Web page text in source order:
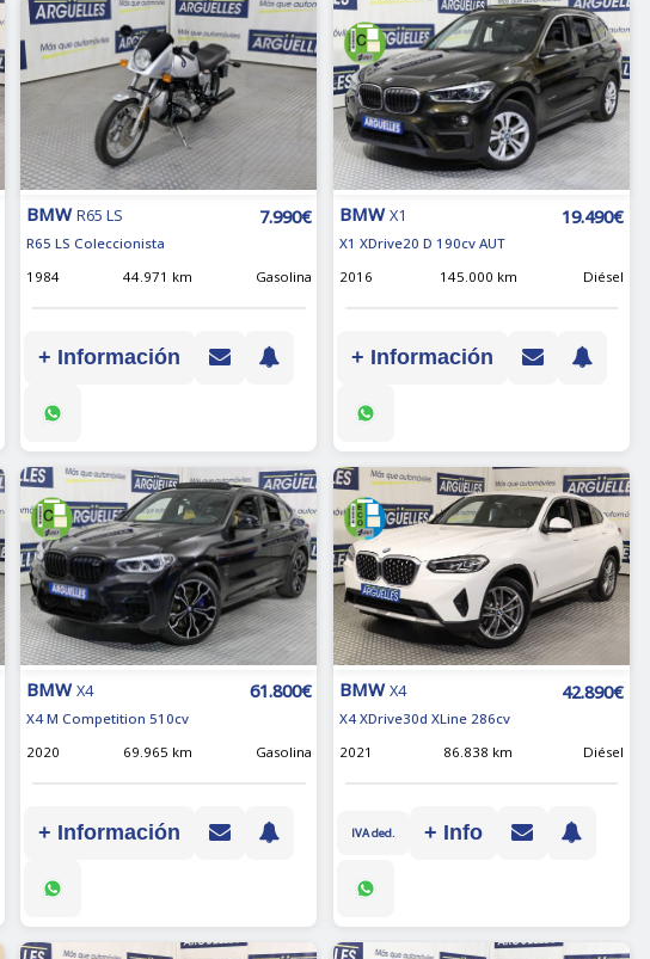
BMW R65 LS 7.990€
R65 LS Coleccionista
1984
44.971 km Gasolina
+ Información
BMW X1 19.490€
X1 XDrive20 D 190cv AUT
2016
145.000 km Diésel
+ Información
BMW X4 61.800€
X4 M Competition 510cv
2020
69.965 km Gasolina
+ Información
BMW X4 42.890€
X4 XDrive30d XLine 286cv
2021
86.838 km Diésel
IVA ded. + Info